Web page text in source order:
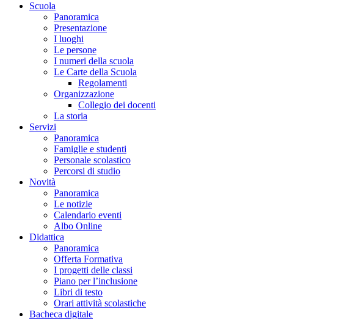
Scuola
Panoramica
Presentazione
I luoghi
Le persone
I numeri della scuola
Le Carte della Scuola
Regolamenti
Organizzazione
Collegio dei docenti
La storia
Servizi
Panoramica
Famiglie e studenti
Personale scolastico
Percorsi di studio
Novità
Panoramica
Le notizie
Calendario eventi
Albo Online
Didattica
Panoramica
Offerta Formativa
I progetti delle classi
Piano per l’inclusione
Libri di testo
Orari attività scolastiche
Bacheca digitale